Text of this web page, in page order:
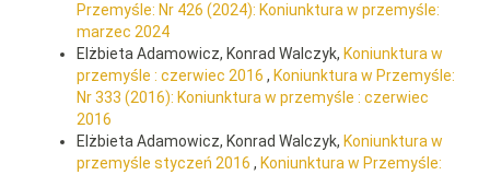
Przemyśle: Nr 426 (2024): Koniunktura w przemyśle:
marzec 2024
Elżbieta Adamowicz, Konrad Walczyk, Koniunktura w
przemyśle : czerwiec 2016 , Koniunktura w Przemyśle:
Nr 333 (2016): Koniunktura w przemyśle : czerwiec
2016
Elżbieta Adamowicz, Konrad Walczyk, Koniunktura w
przemyśle styczeń 2016 , Koniunktura w Przemyśle: